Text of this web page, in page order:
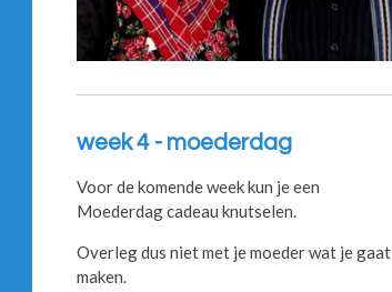
week 4 - moederdag
Voor de komende week kun je een
Moederdag cadeau knutselen.
Overleg dus niet met je moeder wat je gaat
maken.